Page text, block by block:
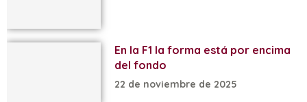
En la F1 la forma está por encima
del fondo
22 de noviembre de 2025